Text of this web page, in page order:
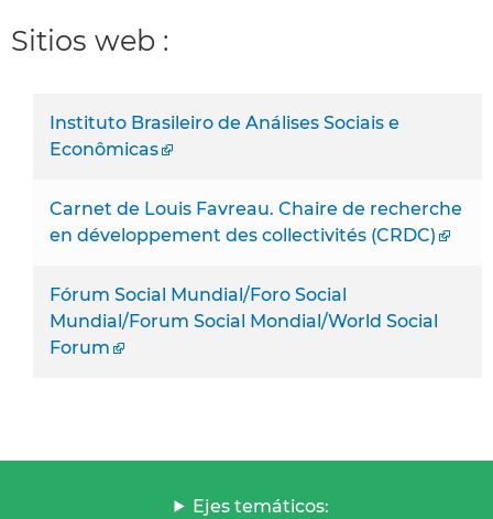
Sitios web :
Instituto Brasileiro de Análises Sociais e
Econômicas
Carnet de Louis Favreau. Chaire de recherche
en développement des collectivités (CRDC)
Fórum Social Mundial/Foro Social
Mundial/Forum Social Mondial/World Social
Forum
Ejes temáticos: